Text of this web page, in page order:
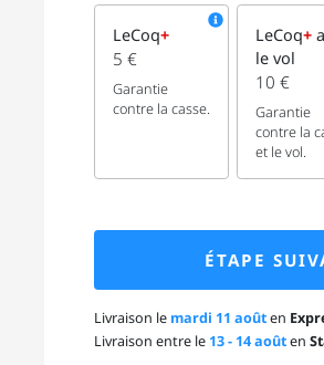
LeCoq+
5 €
Garantie
contre la casse.
LeCoq+
le vol
10 €
Garantie
contre la
et le vol.
ÉTAPE
Livraison le mardi 11 aoûten
Livraison entre le 13 - 14 aoûten